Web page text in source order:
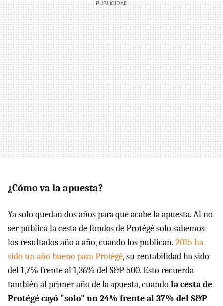
¿Cómo va la apuesta?
Ya solo quedan dos años para que acabe la apuesta. Al no
ser pública la cesta de fondos de Protégé solo sabemos
los resultados año a año, cuando los publican.2015 ha
sido un año bueno para Protégé, su rentabilidad ha sido
del 1,7% frente al 1,36% del S&P 500. Esto recuerda
también al primer año de la apuesta, cuandola cesta de
Protégé cayó "solo" un 24% frente al 37% del S&P